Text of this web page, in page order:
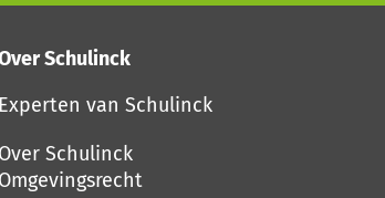
Schulinck
Experten van Schulinck
Over Schulinck
Omgevingsrecht